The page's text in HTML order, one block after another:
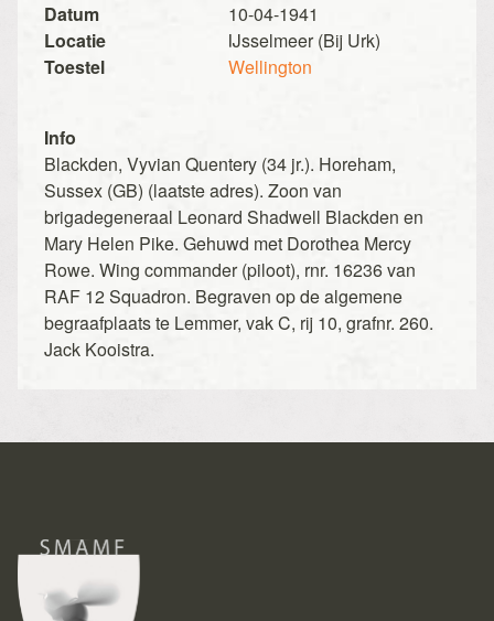
Datum
10-04-1941
Locatie
IJsselmeer (Bij Urk)
Toestel
Wellington
Info
Blackden, Vyvian Quentery (34 jr.). Horeham,
Sussex (GB) (laatste adres). Zoon van
brigadegeneraal Leonard Shadwell Blackden en
Mary Helen Pike. Gehuwd met Dorothea Mercy
Rowe. Wing commander (piloot), rnr. 16236 van
RAF 12 Squadron. Begraven op de algemene
begraafplaats te Lemmer, vak C, rij 10, grafnr. 260.
Jack Kooistra.